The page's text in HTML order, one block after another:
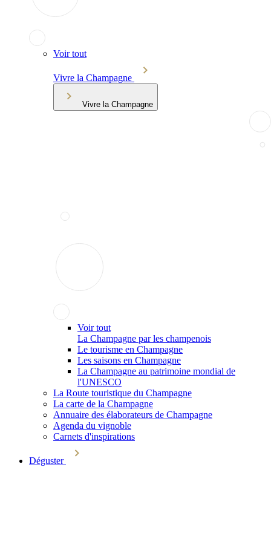
Voir tout
Vivre la Champagne
Vivre la Champagne
Voir tout
La Champagne par les champenois
Le tourisme en Champagne
Les saisons en Champagne
La Champagne au patrimoine mondial de
l'UNESCO
La Route touristique du Champagne
La carte de la Champagne
Annuaire des élaborateurs de Champagne
Agenda du vignoble
Carnets d'inspirations
Déguster